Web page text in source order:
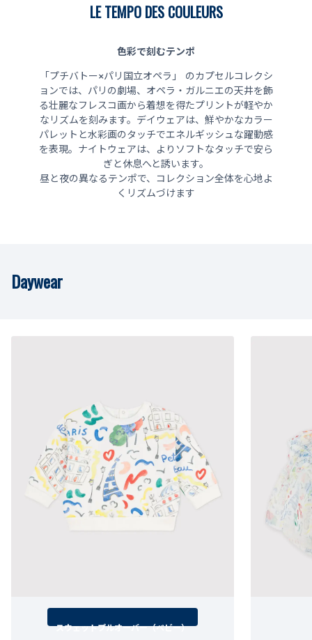
LE TEMPO DES COULEURS
色彩で刻むテンポ
「プチバトー×パリ国立オペラ」 のカプセルコレクシ
ョンでは、パリの劇場、オペラ・ガルニエの天井を飾
る壮麗なフレスコ画から着想を得たプリントが軽やか
なリズムを刻みます。デイウェアは、鮮やかなカラー
パレットと水彩画のタッチでエネルギッシュな躍動感
を表現。ナイトウェアは、よりソフトなタッチで安ら
ぎと休息へと誘います。
昼と夜の異なるテンポで、コレクション全体を心地よ
くリズムづけます
Daywear
スウェットプルオーバー（ベビー）